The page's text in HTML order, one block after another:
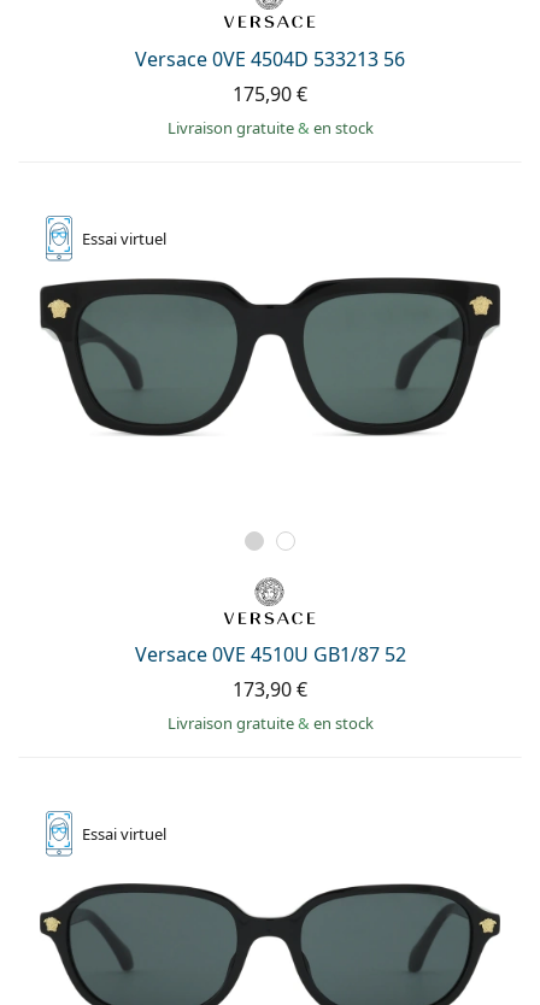
Versace 0VE 4504D 533213 56
175,90 €
Livraison gratuite& en stock
Essaivirtuel
Versace 0VE 4510U GB1/87 52
173,90 €
Livraison gratuite& en stock
Essaivirtuel